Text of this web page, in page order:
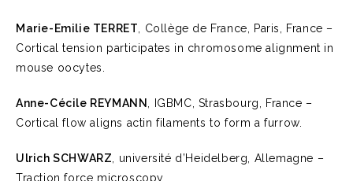
Marie-Emilie TERRET , Collège de France, Paris, France –
Cortical tension participates in chromosome alignment in
mouse oocytes.
Anne-Cécile REYMANN
, IGBMC, Strasbourg, France –
Cortical flow aligns actin filaments to form a furrow.
Ulrich SCHWARZ , université d’Heidelberg, Allemagne –
Traction force microscopy.